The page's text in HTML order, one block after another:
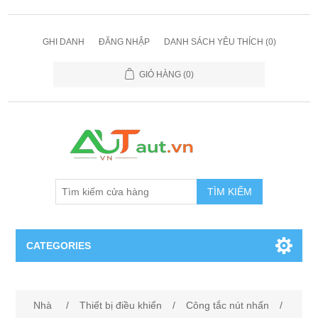
GHI DANH ĐĂNG NHẬP DANH SÁCH YÊU THÍCH (0)
GIỎ HÀNG (0)
TÌM KIẾM
CATEGORIES
Nhà / Thiết bị điều khiển / Công tắc nút nhấn
/